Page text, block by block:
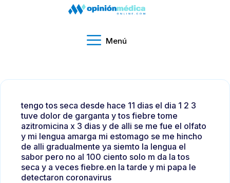
Menú
tengo tos seca desde hace 11 dias el dia 1 2 3
tuve dolor de garganta y tos fiebre tome
azitromicina x 3 dias y de alli se me fue el olfato
y mi lengua amarga mi estomago se me hincho
de alli gradualmente ya siemto la lengua el
sabor pero no al 100 ciento solo m da la tos
seca y a veces fiebre.en la tarde y mi papa le
detectaron coronavirus